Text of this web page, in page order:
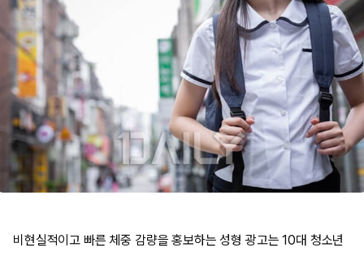
비현실적이고 빠른 체중 감량을 홍보하는 성형 광고는 10대 청소년